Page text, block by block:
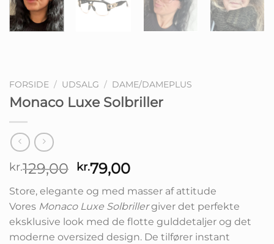
FORSIDE / UDSALG / DAME/DAMEPLUS
Monaco Luxe Solbriller
kr.129,00 Den
oprindelige
pris
var:
kr.129,00.
kr.79,00Den
aktuelle
pris
er:
kr.79,00.
Store, elegante og med masser af attitude
Vores Monaco Luxe Solbrillergiver det perfekte
eksklusive look med de flotte gulddetaljer og det
moderne oversized design. De tilfører instant